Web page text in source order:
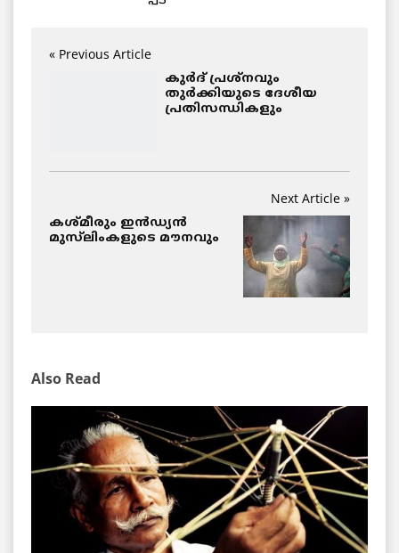
« Previous Article
കുർദ് പ്രശ്നവും
തുർക്കിയുടെ ദേശീയ
പ്രതിസന്ധികളും
Next Article »
കശ്മീരും ഇൻഡ്യൻ
മുസ്‌ലിംകളുടെ മൗനവും
Also Read